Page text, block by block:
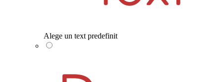
Alege un text predefinit